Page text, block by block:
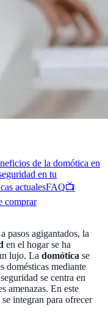
de la domótica en
en tu
actualesFAQ📺
comprar
pasos agigantados, la
en el hogar se ha
lujo. La domótica se
domésticas mediante
se centra en
amenazas. En este
integran para ofrecer